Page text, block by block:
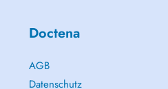
Doctena
AGB
Datenschutz